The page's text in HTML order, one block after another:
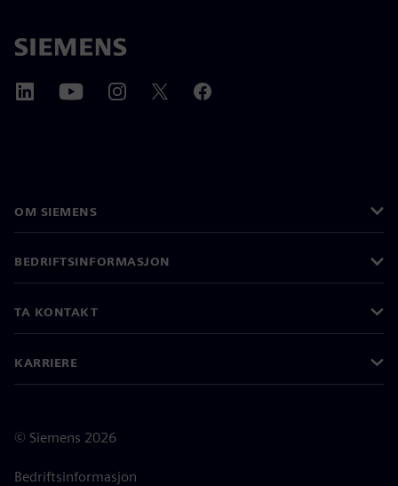
OM SIEMENS
BEDRIFTSINFORMASJON
TA KONTAKT
KARRIERE
© Siemens 2026
Bedriftsinformasjon